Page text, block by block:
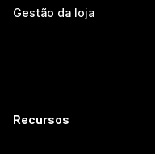
Gestão da loja
Recursos